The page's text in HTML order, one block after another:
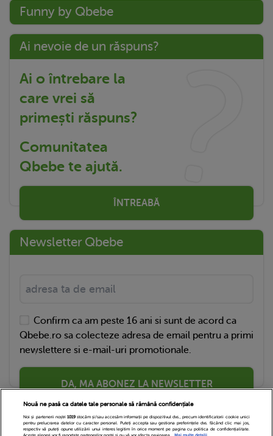
Funny by Qbebe
Ai nevoie de un răspuns?
Ai o întrebare la
care vrei să
primești răspuns?
Comunitatea
Qbebe te ajută.
ÎNTREABĂ
Newsletter Qbebe
Confirm ca am peste 16 ani si sunt de acord ca
Qbebe.ro sa colecteze adresa de email pentru a primi
newslettere si e-mail-uri promotionale.
DA, MA ABONEZ LA NEWSLETTER
Nouă ne pasă ca datele tale personale să rămână confidențiale
Noi și partenerii noștri 1019stocăm și/sau accesăm informații pe dispozitivul dvs., precum identificatorii cookie unici
pentru prelucrarea datelor cu caracter personal. Puteți accepta sau gestiona preferințele dvs. făcând clic mai jos,
respectiv vă puteți opune utilizării unui interes legitim în orice moment pe pagina cu politica de confidențialitate.